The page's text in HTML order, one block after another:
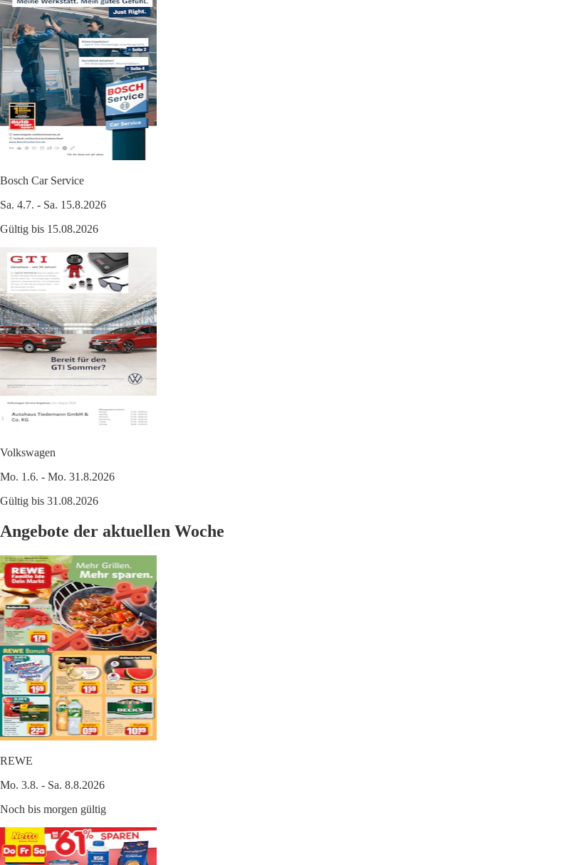
Bosch Car Service
Sa. 4.7. - Sa. 15.8.2026
Gültig bis 15.08.2026
Volkswagen
Mo. 1.6. - Mo. 31.8.2026
Gültig bis 31.08.2026
Angebote der aktuellen Woche
REWE
Mo. 3.8. - Sa. 8.8.2026
Noch bis morgen gültig